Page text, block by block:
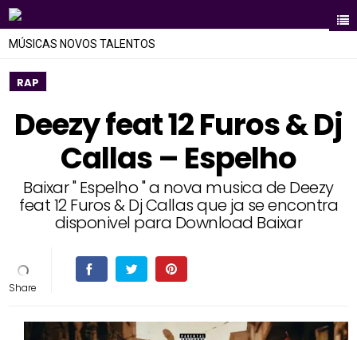
MÚSICAS NOVOS TALENTOS
RAP
Deezy feat 12 Furos & Dj
Callas – Espelho
Baixar " Espelho " a nova musica de Deezy
feat 12 Furos & Dj Callas que ja se encontra
disponivel para Download Baixar